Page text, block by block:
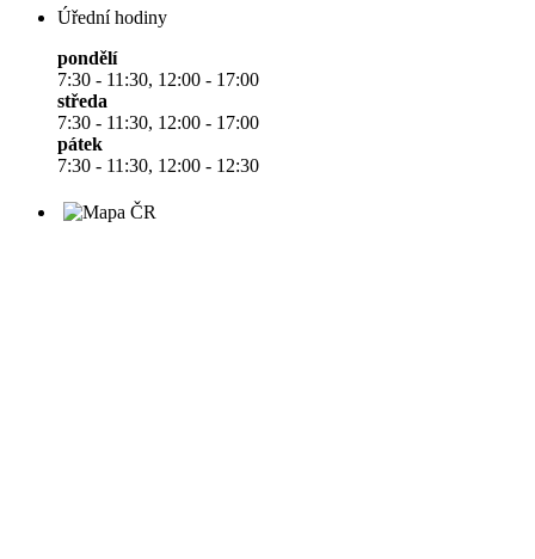
Úřední hodiny
pondělí
7:30 - 11:30, 12:00 - 17:00
středa
7:30 - 11:30, 12:00 - 17:00
pátek
7:30 - 11:30, 12:00 - 12:30